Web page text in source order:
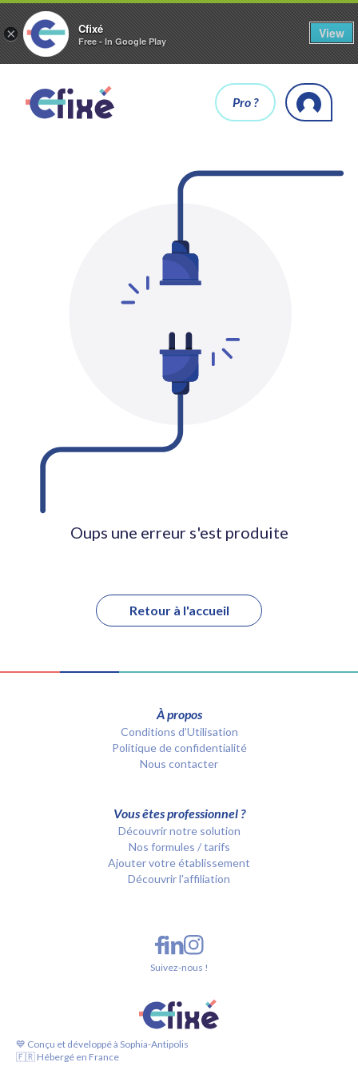
× Cfixé
Free - In Google Play
View
Pro ?
Oups une erreur s'est produite
Retour à l'accueil
À propos
Conditions d’Utilisation
Politique de confidentialité
Nous contacter
Vous êtes professionnel ?
Découvrir notre solution
Nos formules / tarifs
Ajouter votre établissement
Découvrir l'affiliation
💙 Conçu et développé à Sophia-Antipolis
🇫🇷 Hébergé en France
Suivez-nous !